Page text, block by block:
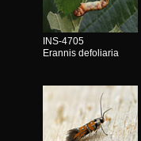
INS-4705
Erannis defoliaria